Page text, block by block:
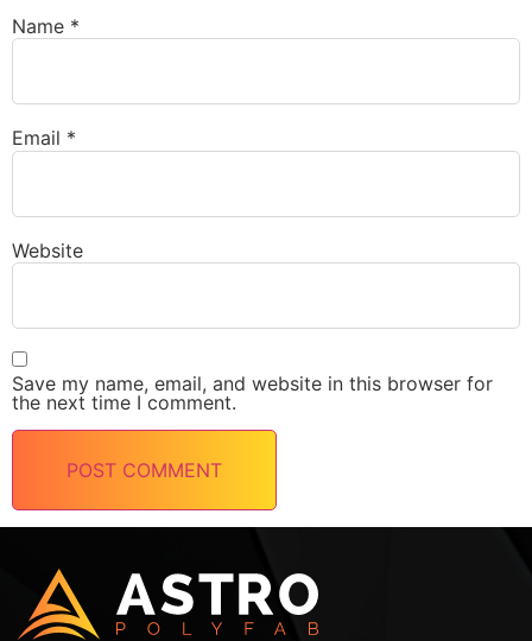
Name *
Email *
Website
Save my name, email, and website in this browser for
the next time I comment.